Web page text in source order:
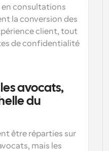
en consultations
la conversion des
client, tout
de confidentialité
avocats,
du
être réparties sur
mais les